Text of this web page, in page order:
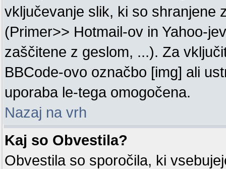
vključevanje slik, ki so shranjene
(Primer>> Hotmail-ov in Yahoo-
zaščitene z geslom, ...). Za
BBCode-ovo označbo [img] ali
uporaba le-tega omogočena.
Nazaj na vrh
Kaj so Obvestila?
Obvestila so sporočila, ki